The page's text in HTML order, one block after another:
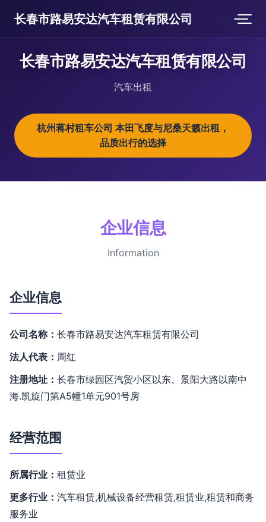
长春市路易安达汽车租赁有限公司
长春市路易安达汽车租赁有限公司
汽车出租
杭州蒋村租车公司 本田飞度与尼桑天籁出租，
品质出行的选择
企业信息
Information
企业信息
公司名称： 长春市路易安达汽车租赁有限公司
法人代表： 周红
注册地址： 长春市绿园区汽贸小区以东、景阳大路以南中
海.凯旋门第A5幢1单元901号房
经营范围
所属行业： 租赁业
更多行业： 汽车租赁,机械设备经营租赁,租赁业,租赁和商务
服务业